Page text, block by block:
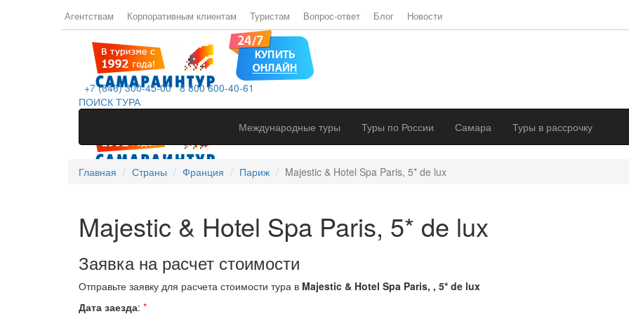
Агентствам Корпоративным клиентам Туристам Вопрос-ответ Блог Новости
+7 (846) 300-45-00 8 800 600-40-61
ПОИСК ТУРА
Международные туры
Туры по России Самара Туры в рассрочку
Главная Страны Франция Париж Majestic & Hotel Spa Paris, 5* de lux
Majestic & Hotel Spa Paris, 5* de lux
Заявка на расчет стоимости
Отправьте заявку для расчета стоимости тура в Majestic & Hotel Spa Paris, , 5* de lux
Дата заезда: *